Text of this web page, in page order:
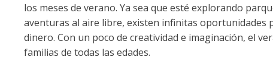
los meses de verano. Ya sea que esté explorando
aventuras al aire libre, existen infinitas oportunidades
dinero. Con un poco de creatividad e imaginación, el
familias de todas las edades.